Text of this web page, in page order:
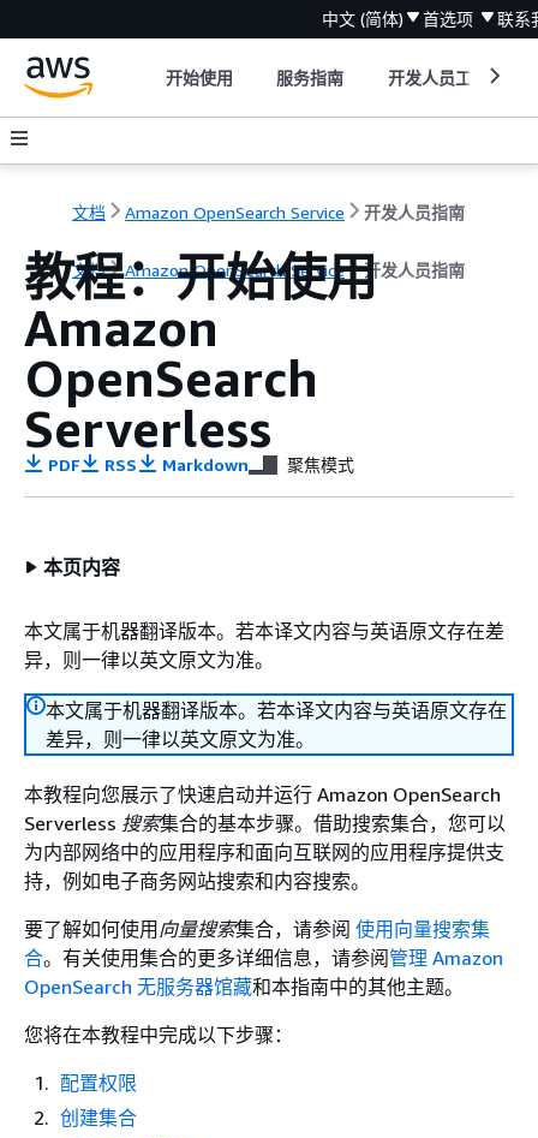
中文 (简体) 首选项 联系
开始使用 服务指南 开发人员工具
文档 Amazon OpenSearch Service 开发人员指南
文档 Amazon OpenSearch Service 开发人员指南
教程：开始使用
Amazon
OpenSearch
Serverless
PDF RSS Markdown 聚焦模式
本页内容
本文属于机器翻译版本。若本译文内容与英语原文存在差
异，则一律以英文原文为准。
本文属于机器翻译版本。若本译文内容与英语原文存在
差异，则一律以英文原文为准。
本教程向您展示了快速启动并运行 Amazon OpenSearch
Serverless 搜索集合的基本步骤。借助搜索集合，您可以
为内部网络中的应用程序和面向互联网的应用程序提供支
持，例如电子商务网站搜索和内容搜索。
要了解如何使用 向量搜索集合，请参阅 使用向量搜索集
合。有关使用集合的更多详细信息，请参阅管理 Amazon
OpenSearch 无服务器馆藏和本指南中的其他主题。
您将在本教程中完成以下步骤：
配置权限
创建集合